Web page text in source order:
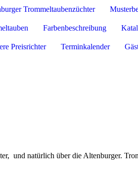
Trommeltaubenzüchter
Farbenbeschreibung
Preisrichter Terminkalender
und natürlich über die Altenburger.